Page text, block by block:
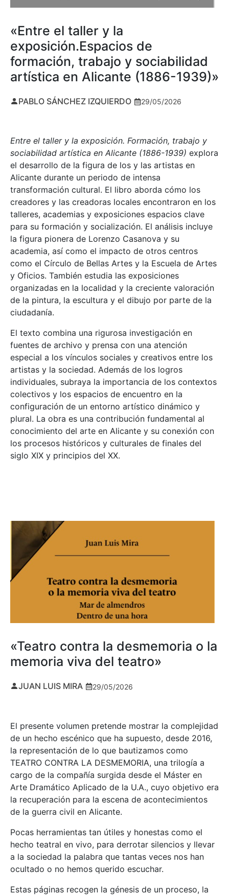
«Entre el taller y la
exposición.Espacios de
formación, trabajo y sociabilidad
artística en Alicante (1886-1939)»
PABLO SÁNCHEZ IZQUIERDO 29/05/2026
Entre el taller y la exposición. Formación, trabajo y
sociabilidad artística en Alicante (1886-1939) explora
el desarrollo de la figura de los y las artistas en
Alicante durante un periodo de intensa
transformación cultural. El libro aborda cómo los
creadores y las creadoras locales encontraron en los
talleres, academias y exposiciones espacios clave
para su formación y socialización. El análisis incluye
la figura pionera de Lorenzo Casanova y su
academia, así como el impacto de otros centros
como el Círculo de Bellas Artes y la Escuela de Artes
y Oficios. También estudia las exposiciones
organizadas en la localidad y la creciente valoración
de la pintura, la escultura y el dibujo por parte de la
ciudadanía.
El texto combina una rigurosa investigación en
fuentes de archivo y prensa con una atención
especial a los vínculos sociales y creativos entre los
artistas y la sociedad. Además de los logros
individuales, subraya la importancia de los contextos
colectivos y los espacios de encuentro en la
configuración de un entorno artístico dinámico y
plural. La obra es una contribución fundamental al
conocimiento del arte en Alicante y su conexión con
los procesos históricos y culturales de finales del
siglo XIX y principios del XX.
«Teatro contra la desmemoria o la
memoria viva del teatro»
JUAN LUIS MIRA 29/05/2026
El presente volumen pretende mostrar la complejidad
de un hecho escénico que ha supuesto, desde 2016,
la representación de lo que bautizamos como
TEATRO CONTRA LA DESMEMORIA, una trilogía a
cargo de la compañía surgida desde el Máster en
Arte Dramático Aplicado de la U.A., cuyo objetivo era
la recuperación para la escena de acontecimientos
de la guerra civil en Alicante.
Pocas herramientas tan útiles y honestas como el
hecho teatral en vivo, para derrotar silencios y llevar
a la sociedad la palabra que tantas veces nos han
ocultado o no hemos querido escuchar.
Estas páginas recogen la génesis de un proceso, la